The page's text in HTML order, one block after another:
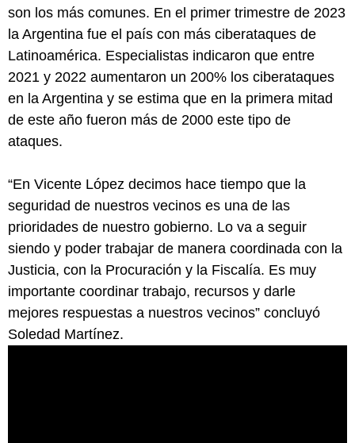
son los más comunes. En el primer trimestre de 2023
la Argentina fue el país con más ciberataques de
Latinoamérica. Especialistas indicaron que entre
2021 y 2022 aumentaron un 200% los ciberataques
en la Argentina y se estima que en la primera mitad
de este año fueron más de 2000 este tipo de
ataques.
“En Vicente López decimos hace tiempo que la
seguridad de nuestros vecinos es una de las
prioridades de nuestro gobierno. Lo va a seguir
siendo y poder trabajar de manera coordinada con la
Justicia, con la Procuración y la Fiscalía. Es muy
importante coordinar trabajo, recursos y darle
mejores respuestas a nuestros vecinos” concluyó
Soledad Martínez.